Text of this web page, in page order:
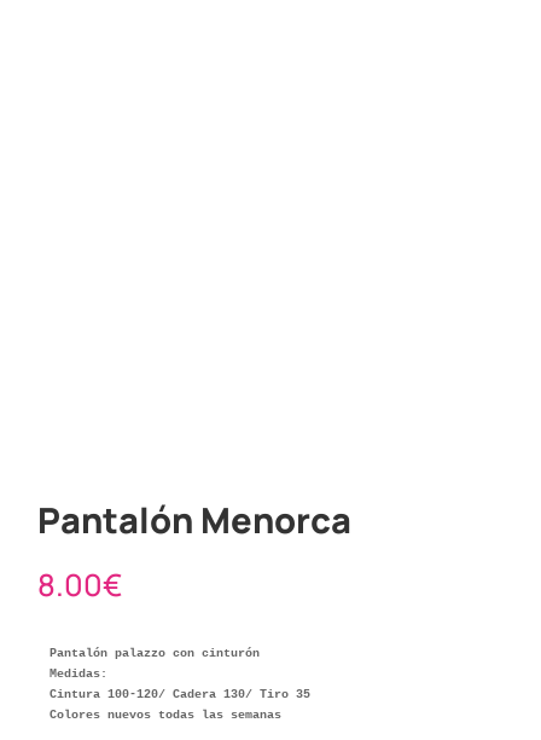
Pantalón Menorca
8.00€
Pantalón palazzo con cinturón
Medidas:
Cintura 100-120/ Cadera 130/ Tiro 35
Colores nuevos todas las semanas